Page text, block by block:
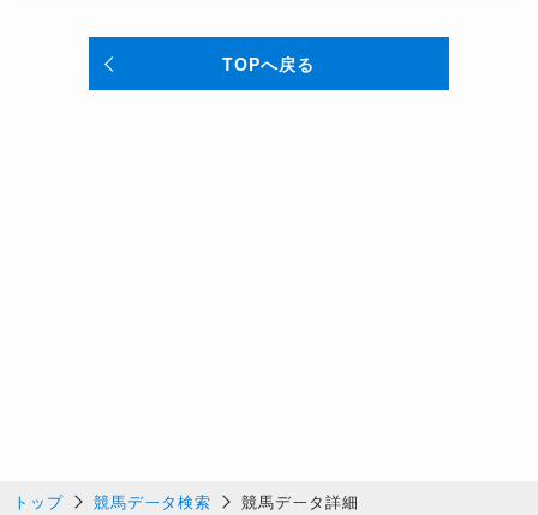
TOPへ戻る
トップ 競馬データ検索 競馬データ詳細